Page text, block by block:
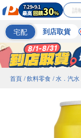
宅配 到店取貨
首頁 / 飲料零食 / 水．汽水